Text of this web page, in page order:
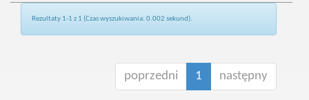
Rezultaty 1-1 z 1 (Czas wyszukiwania: 0.002 sekund).
poprzedni 1 następny